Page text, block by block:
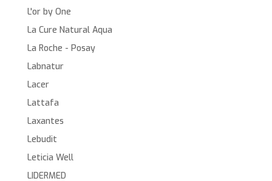
L'or by One
La Cure Natural Aqua
La Roche - Posay
Labnatur
Lacer
Lattafa
Laxantes
Lebudit
Leticia Well
LIDERMED